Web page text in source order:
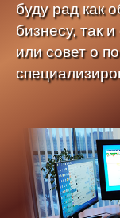
буду рад как
бизнесу, так
или совет о